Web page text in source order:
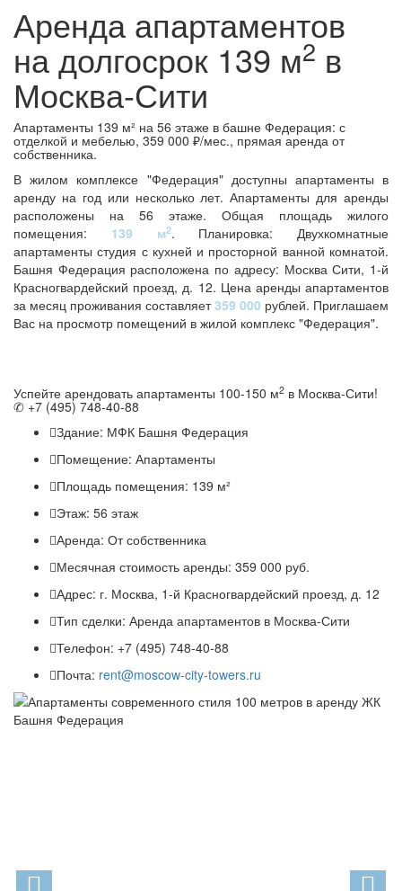
Аренда апартаментов
на долгосрок 139 м2 в
Москва-Сити
Апартаменты 139 м² на 56 этаже в башне Федерация: с
отделкой и мебелью, 359 000 ₽/мес., прямая аренда от
собственника.
В жилом комплексе "Федерация" доступны апартаменты в
аренду на год или несколько лет. Апартаменты для аренды
расположены на 56 этаже. Общая площадь жилого
помещения: 139 м2. Планировка: Двухкомнатные
апартаменты студия с кухней и просторной ванной комнатой.
Башня Федерация расположена по адресу: Москва Сити, 1-й
Красногвардейский проезд, д. 12. Цена аренды апартаментов
за месяц проживания составляет359 000 рублей. Приглашаем
Вас на просмотр помещений в жилой комплекс "Федерация".
Успейте арендовать апартаменты 100-150 м2 в Москва-Сити!
✆ +7 (495) 748-40-88
Здание: МФК Башня Федерация
Помещение: Апартаменты
Площадь помещения: 139 м²
Этаж: 56 этаж
Аренда: От собственника
Месячная стоимость аренды: 359 000 руб.
Адрес: г. Москва, 1-й Красногвардейский проезд, д. 12
Тип сделки: Аренда апартаментов в Москва-Сити
Телефон: +7 (495) 748-40-88
Почта: rent@moscow-city-towers.ru
Previous